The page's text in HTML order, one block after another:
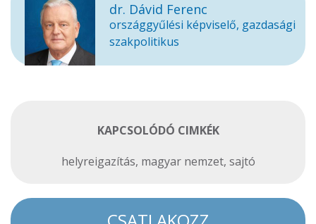
dr. Dávid Ferenc
országgyűlési képviselő, gazdasági
szakpolitikus
KAPCSOLÓDÓ CIMKÉK
helyreigazítás, magyar nemzet, sajtó